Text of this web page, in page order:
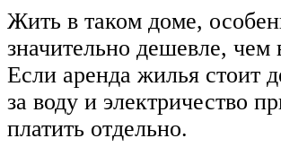
Жить в таком доме,
значительно дешевле, чем
Если аренда жилья стоит
за воду и электричество
платить отдельно.